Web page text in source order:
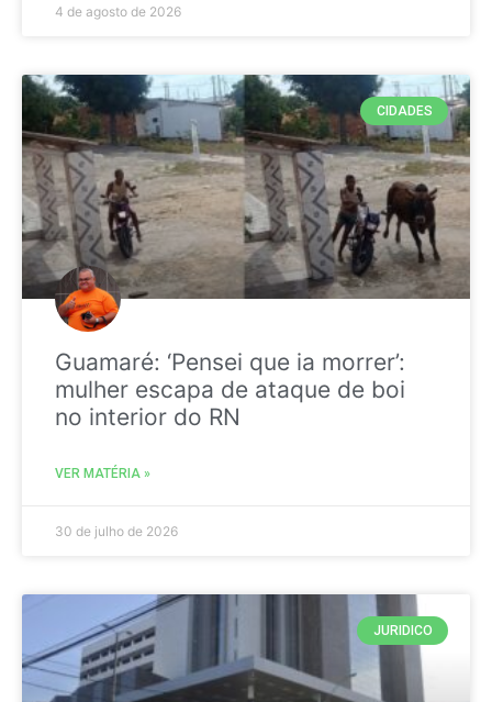
4 de agosto de 2026
CIDADES
Guamaré: ‘Pensei que ia morrer’:
mulher escapa de ataque de boi
no interior do RN
VER MATÉRIA »
30 de julho de 2026
JURIDICO